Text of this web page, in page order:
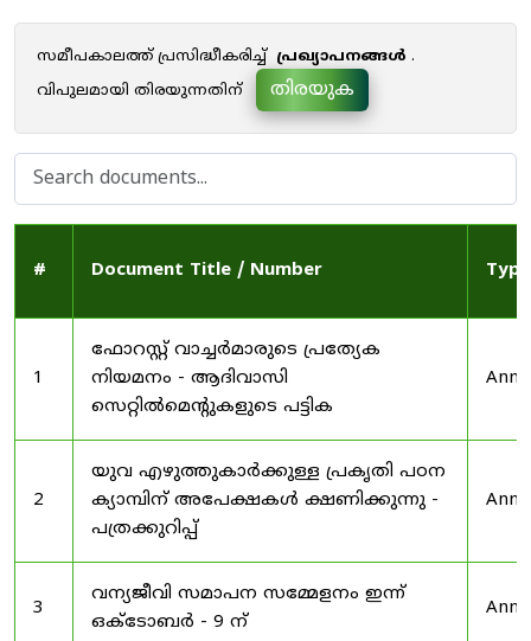
സമീപകാലത്ത് പ്രസിദ്ധീകരിച്ച് പ്രഖ്യാപനങ്ങൾ .
വിപുലമായി തിരയുന്നതിന്
തിരയുക
# Document Title / Number Type
1
ഫോറസ്റ്റ് വാച്ചർമാരുടെ പ്രത്യേക
നിയമനം - ആദിവാസി
സെറ്റിൽമെന്റുകളുടെ പട്ടിക
2
യുവ എഴുത്തുകാർക്കുള്ള പ്രകൃതി പഠന
ക്യാമ്പിന് അപേക്ഷകൾ ക്ഷണിക്കുന്നു -
പത്രക്കുറിപ്പ്
3
വന്യജീവി സമാപന സമ്മേളനം ഇന്ന്
ഒക്ടോബർ - 9 ന്